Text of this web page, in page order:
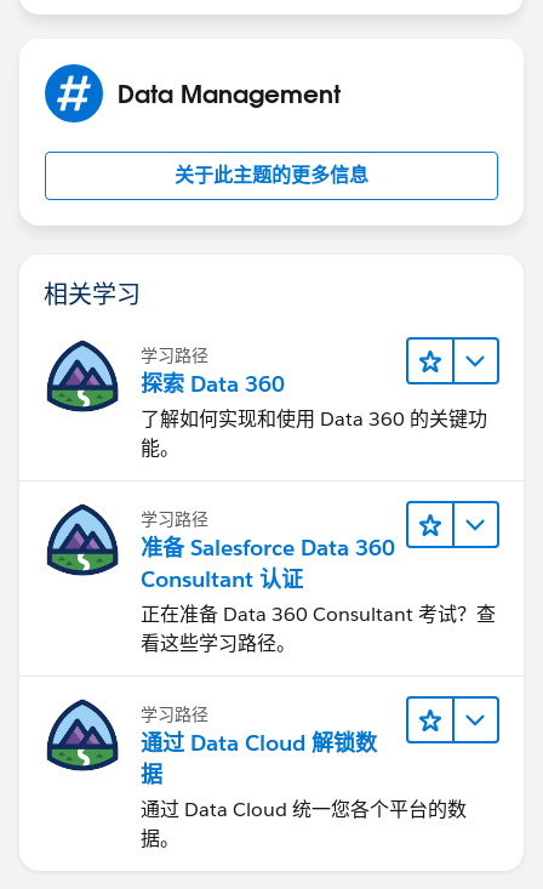
Data Management
关于此主题的更多信息
相关学习
学习路径
探索 Data 360
了解如何实现和使用 Data 360 的关键功
能。
学习路径
准备 Salesforce Data 360
Consultant 认证
正在准备 Data 360 Consultant 考试？查
看这些学习路径。
学习路径
通过 Data Cloud 解锁数
据
通过 Data Cloud 统一您各个平台的数
据。